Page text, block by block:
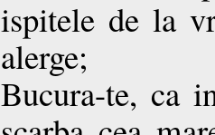
ispitele de la
alerge;
Bucura-te, ca